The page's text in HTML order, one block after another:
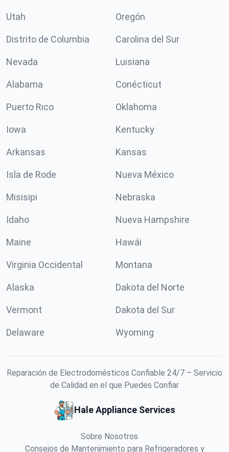
Utah Oregón
Distrito de Columbia Carolina del Sur
Nevada Luisiana
Alabama Conécticut
Puerto Rico Oklahoma
Iowa Kentucky
Arkansas Kansas
Isla de Rode Nueva México
Misisipi Nebraska
Idaho Nueva Hampshire
Maine Hawái
Virginia Occidental Montana
Alaska Dakota del Norte
Vermont Dakota del Sur
Delaware Wyoming
Reparación de Electrodomésticos Confiable 24/7 – Servicio
de Calidad en el que Puedes Confiar
Hale Appliance Services
Sobre Nosotros
Consejos de Mantenimiento para Refrigeradores y